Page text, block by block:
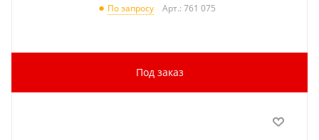
По запросу Арт.: 761 075
Под заказ